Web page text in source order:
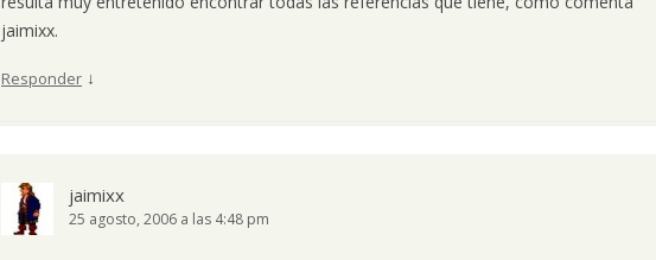
jaimixx.
Responder ↓
jaimixx
25 agosto, 2006 a las 4:48 pm